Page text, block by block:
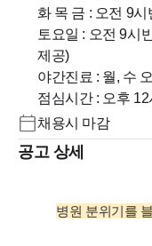
화 목 금 : 오전 9
토요일 : 오전 9시
제공)
야간진료 : 월, 수
점심시간 : 오후 12
채용시 마감
공고 상세
병원 분위기를